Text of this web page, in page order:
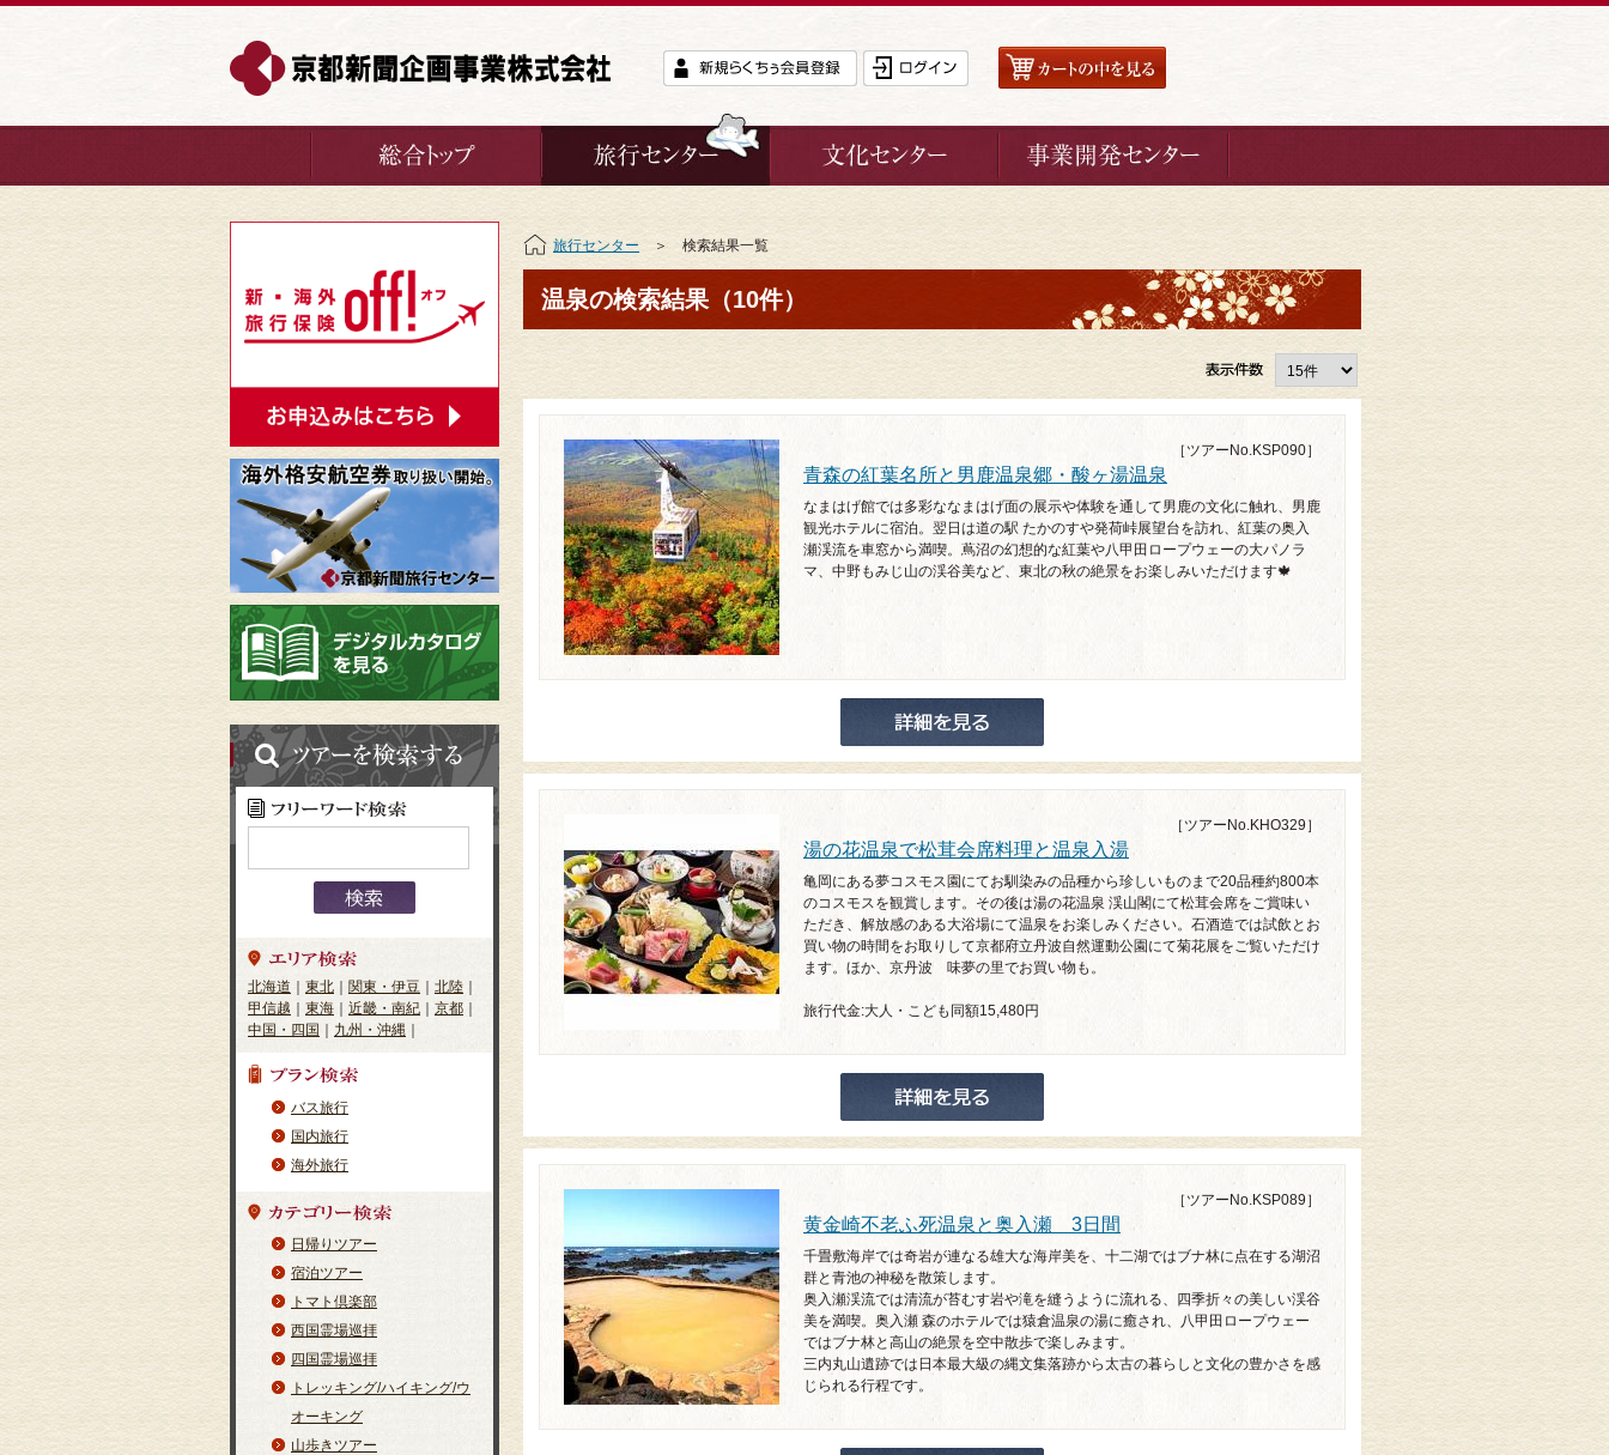
北海道 東北 関東・伊豆 北陸
甲信越
東海 近畿・南紀 京都
中国・四国
九州・沖縄
バス旅行
国内旅行
海外旅行
日帰りツアー
宿泊ツアー
トマト倶楽部
西国霊場巡拝
四国霊場巡拝
トレッキング/ハイキング/ウ
オーキング
山歩きツアー
旅行センター ＞ 検索結果一覧
温泉の検索結果（10件）
［ツアーNo.KSP090］
青森の紅葉名所と男鹿温泉郷・酸ヶ湯温泉
なまはげ館では多彩ななまはげ面の展示や体験を通して男鹿の文化に触れ、男鹿
観光ホテルに宿泊。翌日は道の駅 たかのすや発荷峠展望台を訪れ、紅葉の奥入
瀬渓流を車窓から満喫。蔦沼の幻想的な紅葉や八甲田ロープウェーの大パノラ
マ、中野もみじ山の渓谷美など、東北の秋の絶景をお楽しみいただけます🍁
［ツアーNo.KHO329］
湯の花温泉で松茸会席料理と温泉入湯
亀岡にある夢コスモス園にてお馴染みの品種から珍しいものまで20品種約800本
のコスモスを観賞します。その後は湯の花温泉 渓山閣にて松茸会席をご賞味い
ただき、解放感のある大浴場にて温泉をお楽しみください。石酒造では試飲とお
買い物の時間をお取りして京都府立丹波自然運動公園にて菊花展をご覧いただけ
ます。ほか、京丹波 味夢の里でお買い物も。
旅行代金:大人・こども同額15,480円
［ツアーNo.KSP089］
黄金崎不老ふ死温泉と奥入瀬 3日間
千畳敷海岸では奇岩が連なる雄大な海岸美を、十二湖ではブナ林に点在する湖沼
群と青池の神秘を散策します。
奥入瀬渓流では清流が苔むす岩や滝を縫うように流れる、四季折々の美しい渓谷
美を満喫。奥入瀬 森のホテルでは猿倉温泉の湯に癒され、八甲田ロープウェー
ではブナ林と高山の絶景を空中散歩で楽しみます。
三内丸山遺跡では日本最大級の縄文集落跡から太古の暮らしと文化の豊かさを感
じられる行程です。